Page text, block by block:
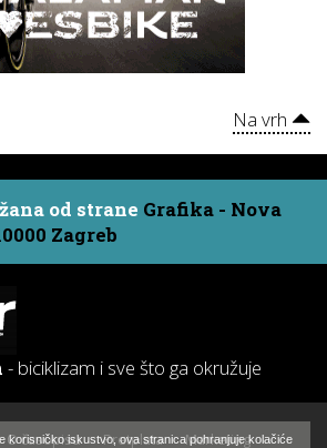
Na vrh
od strane Grafika - Nova
Zagreb
- biciklizam i sve što ga okružuje
O časopisu Pretplata Marketing
korisničko iskustvo, ova stranica pohranjuje kolačiće